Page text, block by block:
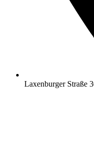
Laxenburger Straße